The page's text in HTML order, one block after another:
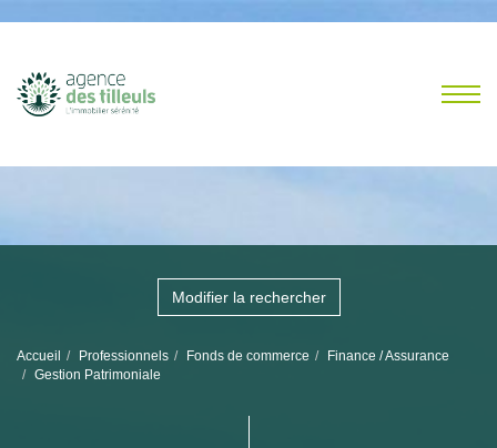
Modifier la rechercher
Accueil Professionnels Fonds de commerce
Finance / Assurance
Gestion Patrimoniale